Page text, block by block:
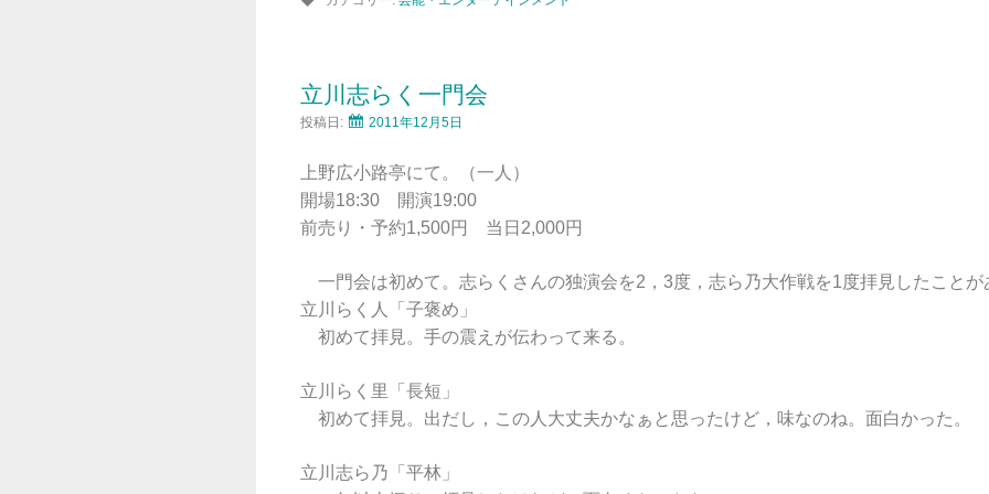
立川志らく一門会
投稿日: 2011年12月5日
上野広小路亭にて。（一人）
開場18:30 開演19:00
前売り・予約1,500円 当日2,000円
一門会は初めて。志らくさんの独演会を2，3度，志ら乃大作戦を1度拝見したことが
立川らく人「子褒め」
初めて拝見。手の震えが伝わって来る。
立川らく里「長短」
初めて拝見。出だし，この人大丈夫かなぁと思ったけど，味なのね。面白かった。
立川志ら乃「平林」